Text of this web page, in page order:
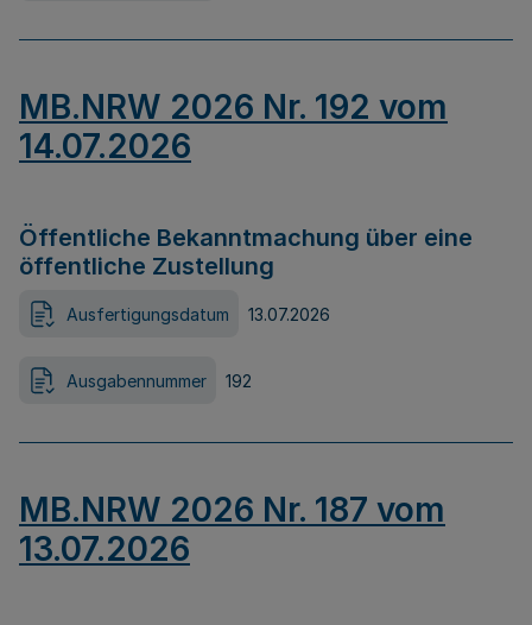
MB.NRW 2026 Nr. 192 vom
14.07.2026
Öffentliche Bekanntmachung über eine
öffentliche Zustellung
Ausfertigungsdatum 13.07.2026
Ausgabennummer 192
MB.NRW 2026 Nr. 187 vom
13.07.2026